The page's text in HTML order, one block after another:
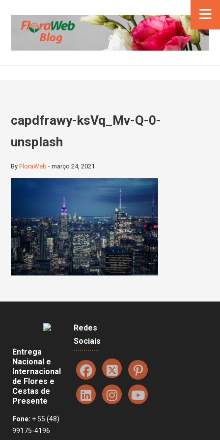
capdfrawy-ksVq_Mv-Q-0-
unsplash
ByFloraWeb -março 24, 2021
Entrega
Nacional e
Internacional
de Flores e
Cestas de
Presente
Fone: + 55 (48)
99175-4196
Redes
Sociais